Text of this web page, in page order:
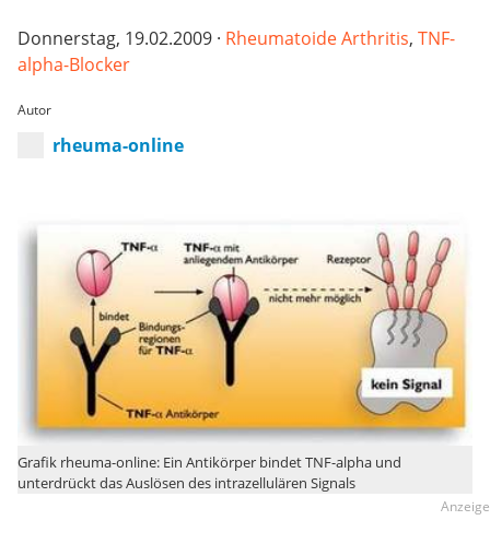
Donnerstag, 19.02.2009 · Rheumatoide Arthritis, TNF-
alpha-Blocker
Autor
rheuma-online
Grafik rheuma-online: Ein Antikörper bindet TNF-alpha und
unterdrückt das Auslösen des intrazellulären Signals